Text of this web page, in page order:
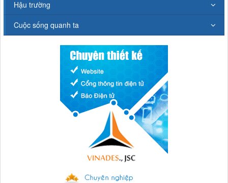
Hậu trường
Cuộc sống quanh ta